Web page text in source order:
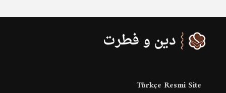
Türkçe Resmi Site